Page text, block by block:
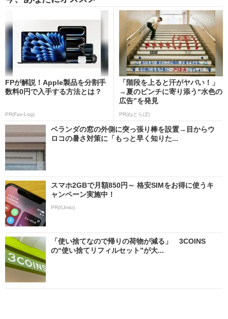
FPが解説！Apple製品を分割手
数料0円で入手する方法とは？
PR(Fav-Log)
「階段を上ると汗がヤバい！」
→夏のピンチに寄り添う“水色の
広告”を発見
PR(ねとらぼ)
ベランダの窓の外側に突っ張り棒を設置→目からウ
ロコの暑さ対策に「もっと早く知りた...
スマホ2GBで月額850円～ 格安SIMをお得に使うキ
ャンペーン実施中！
PR(IIJmio)
「使い捨てなので帰りの荷物が減る」 3COINS
の“使い捨てリフィルセット”が大...